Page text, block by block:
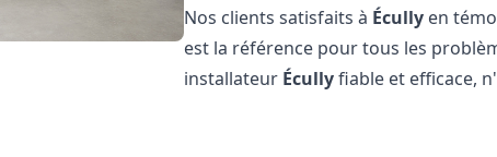
Nos clients satisfaits à Écully en
est la référence pour tous les
installateur Écullyfiable et efficace,